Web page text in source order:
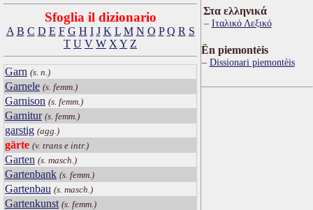
Sfoglia il dizionario
A B C D E F G H I J K L M N O P Q R S
T U V W X Y Z
Garn (s. n.)
Garnele (s. femm.)
Garnison (s. femm.)
Garnitur (s. femm.)
garstig (agg.)
gärte (v. trans e intr.)
Garten (s. masch.)
Gartenbank (s. femm.)
Gartenbau (s. masch.)
Gartenkunst (s. femm.)
Στα ελληνικά
Ιταλικό Λεξικό
Ën piemontèis
Dissionari piemontèis